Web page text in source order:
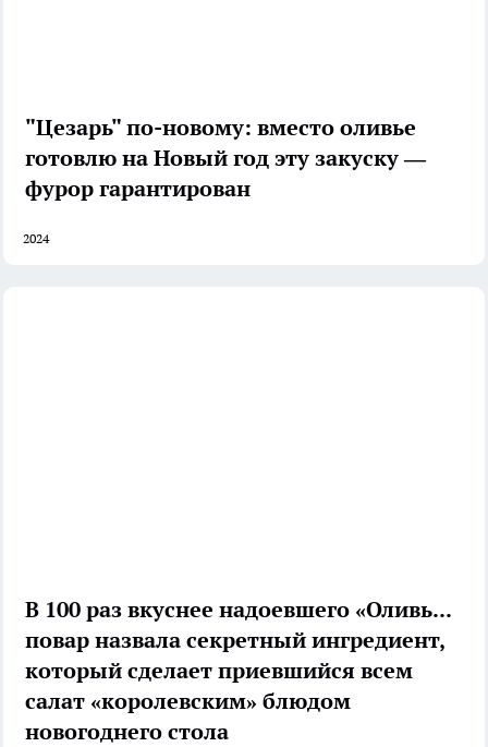
"Цезарь" по-новому: вместо оливье
готовлю на Новый год эту закуску —
фурор гарантирован
2024
В 100 раз вкуснее надоевшего «Оливье»:
повар назвала секретный ингредиент,
который сделает приевшийся всем
салат «королевским» блюдом
новогоднего стола